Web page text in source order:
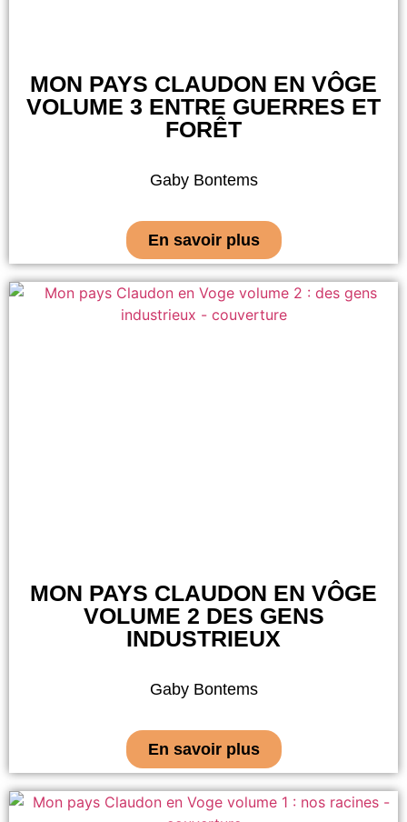
MON PAYS CLAUDON EN VÔGE
VOLUME 3 ENTRE GUERRES ET
FORÊT
Gaby Bontems
En savoir plus
MON PAYS CLAUDON EN VÔGE
VOLUME 2 DES GENS
INDUSTRIEUX
Gaby Bontems
En savoir plus